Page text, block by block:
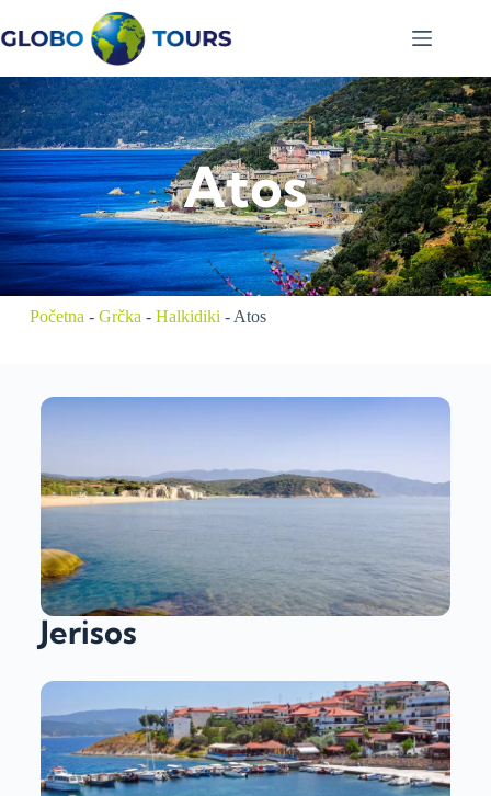
Atos
Početna - Grčka - Halkidiki - Atos
Jerisos